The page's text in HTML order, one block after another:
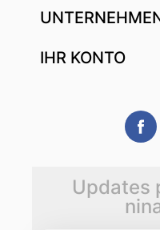
IHR KONTO
Updates